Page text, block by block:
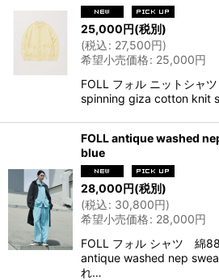
25,000円(税別)
(税込: 27,500円)
希望小売価格: 25,000円
FOLL フォル ニットシャ
spinning giza cotton knit
FOLL antique washed
blue
28,000円(税別)
(税込: 30,800円)
希望小売価格: 28,000円
FOLL フォル シャツ 綿
antique washed nep
れ…